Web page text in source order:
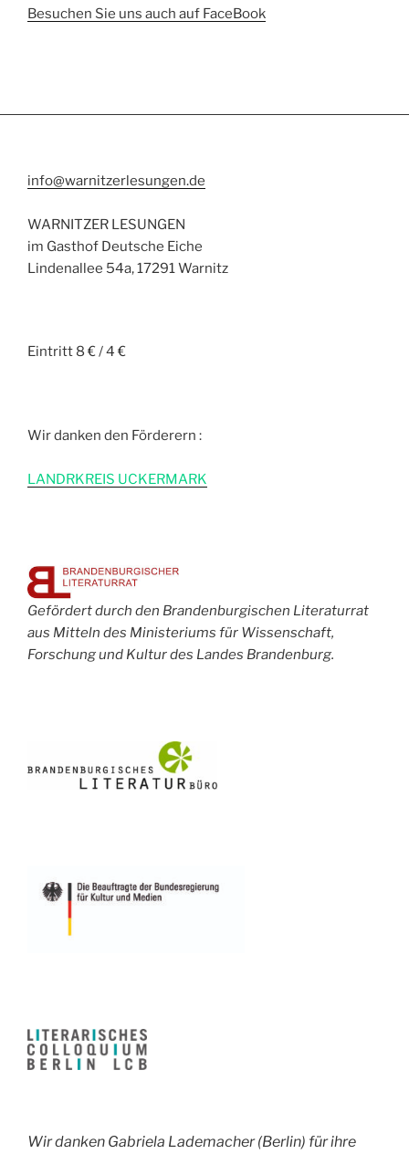
Besuchen Sie uns auch auf FaceBook
info@warnitzerlesungen.de
WARNITZER LESUNGEN
im Gasthof Deutsche Eiche
Lindenallee 54a, 17291 Warnitz
Eintritt 8 € / 4 €
Wir danken den Förderern :
LANDRKREIS UCKERMARK
Gefördert durch den Brandenburgischen Literaturrat
aus Mitteln des Ministeriums für Wissenschaft,
Forschung und Kultur des Landes Brandenburg.
Wir danken Gabriela Lademacher (Berlin) für ihre